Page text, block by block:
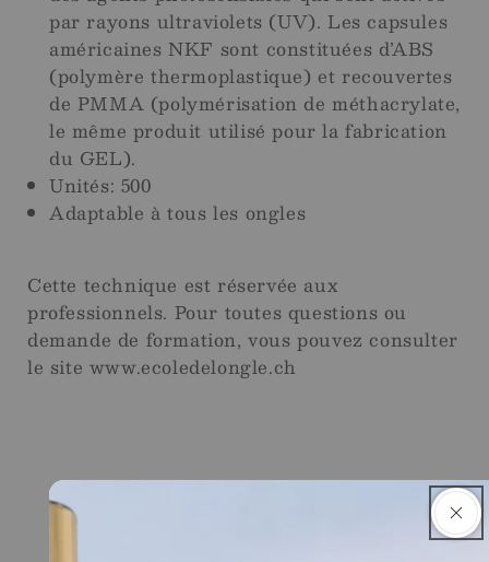
par rayons ultraviolets (UV). Les capsules
américaines NKF sont constituées d’ABS
(polymère thermoplastique) et recouvertes
de PMMA (polymérisation de méthacrylate,
le même produit utilisé pour la fabrication
du GEL).
Unités: 500
Adaptable à tous les ongles
Cette technique est réservée aux
professionnels. Pour toutes questions ou
demande de formation, vous pouvez consulter
le site www.ecoledelongle.ch